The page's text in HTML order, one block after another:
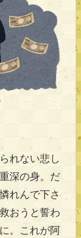
れない悲し
深の身。だ
れんで下さ
おうと誓わ
。これが阿